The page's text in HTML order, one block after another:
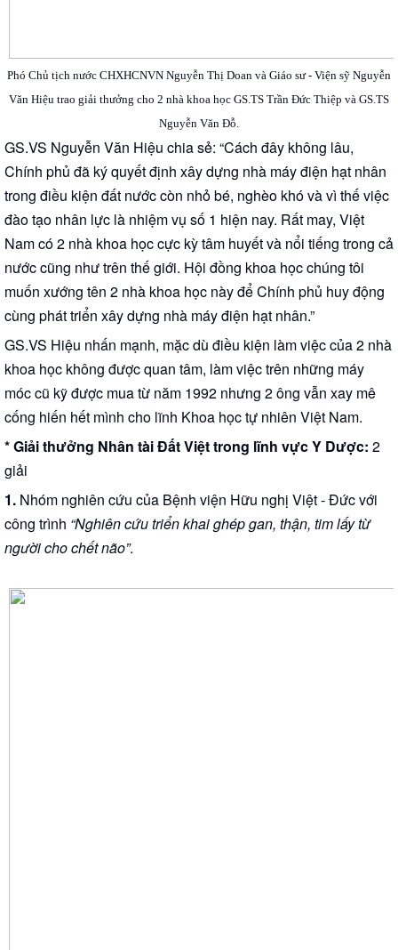
Phó Chủ tịch nước CHXHCNVN Nguyễn Thị Doan và Giáo sư - Viện sỹ Nguyễn
Văn Hiệu trao giải thưởng cho 2 nhà khoa học GS.TS Trần Đức Thiệp và GS.TS
Nguyễn Văn Đỗ.
GS.VS Nguyễn Văn Hiệu chia sẻ: “Cách đây không lâu,
Chính phủ đã ký quyết định xây dựng nhà máy điện hạt nhân
trong điều kiện đất nước còn nhỏ bé, nghèo khó và vì thế việc
đào tạo nhân lực là nhiệm vụ số 1 hiện nay. Rất may, Việt
Nam có 2 nhà khoa học cực kỳ tâm huyết và nổi tiếng trong cả
nước cũng như trên thế giới. Hội đồng khoa học chúng tôi
muốn xướng tên 2 nhà khoa học này để Chính phủ huy động
cùng phát triển xây dựng nhà máy điện hạt nhân.”
GS.VS Hiệu nhấn mạnh, mặc dù điều kiện làm việc của 2 nhà
khoa học không được quan tâm, làm việc trên những máy
móc cũ kỹ được mua từ năm 1992 nhưng 2 ông vẫn xay mê
cống hiến hết mình cho lĩnh Khoa học tự nhiên Việt Nam.
* Giải thưởng Nhân tài Đất Việt trong lĩnh vực Y Dược: 2
giải
1. Nhóm nghiên cứu của Bệnh viện Hữu nghị Việt - Đức với
công trình “Nghiên cứu triển khai ghép gan, thận, tim lấy từ
người cho chết não”.